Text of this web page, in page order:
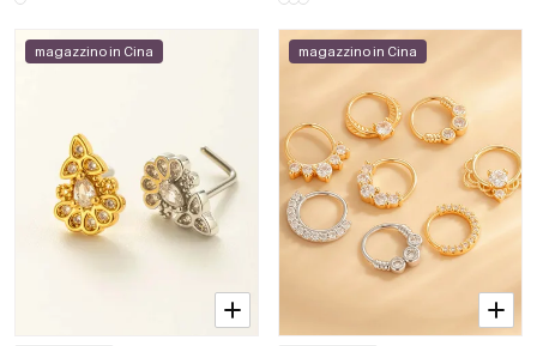
magazzino in Cina magazzino in Cina